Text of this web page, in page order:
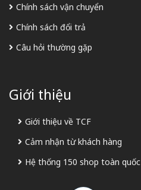
Chính sách vận chuyển
Chính sách đổi trả
Câu hỏi thường gặp
Giới thiệu
Giới thiệu về TCF
Cảm nhận từ khách hàng
Hệ thống 150 shop toàn quốc